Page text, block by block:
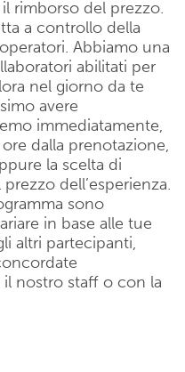
rimborso del prezzo.
a controllo della
Abbiamo una
abilitati per
nel giorno da te
avere
immediatamente,
dalla prenotazione,
la scelta di
dell’esperienza.
sono
in base alle tue
altri partecipanti,
nostro staff o con la